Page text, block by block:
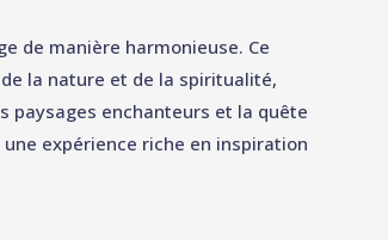
de manière harmonieuse. Ce
la nature et de la spiritualité,
paysages enchanteurs et la quête
expérience riche en inspiration